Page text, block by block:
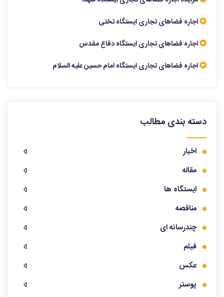
اجاره فضاهای تجاری ایستگاه تختی
اجاره فضاهای تجاری ایستگاه دفاع مقدس
اجاره فضاهای تجاری ایستگاه امام حسین علیه السلام
دسته بندی مطالب
اخبار
مقاله
ایستگاه ها
مناقصه
چندرسانه ای
فیلم
عکس
پوستر